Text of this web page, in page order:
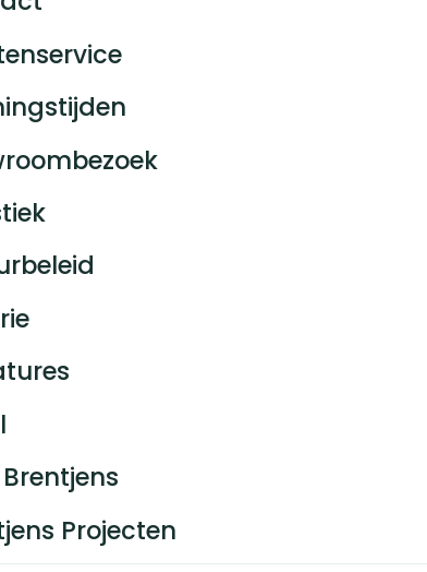
Projecten